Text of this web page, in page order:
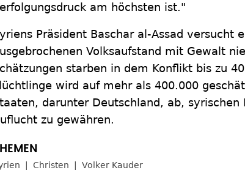
am höchsten ist."
Präsident Baschar al-Assad versucht
Volksaufstand mit Gewalt
starben in dem Konflikt bis zu
wird auf mehr als 400.000
darunter Deutschland, ab, syrischen
zu gewähren.
Christen Volker Kauder